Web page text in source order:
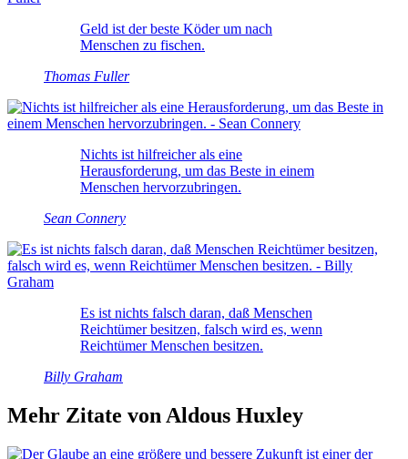
Geld ist der beste Köder um nach
Menschen zu fischen.
Thomas Fuller
Nichts ist hilfreicher als eine
Herausforderung, um das Beste in einem
Menschen hervorzubringen.
Sean Connery
Es ist nichts falsch daran, daß Menschen
Reichtümer besitzen, falsch wird es, wenn
Reichtümer Menschen besitzen.
Billy Graham
Mehr Zitate von Aldous Huxley